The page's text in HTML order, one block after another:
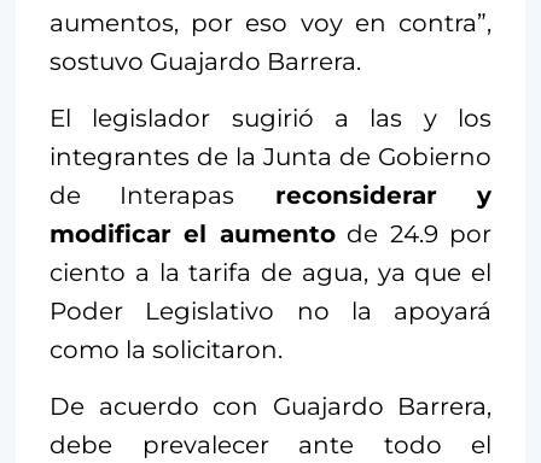
aumentos, por eso voy en contra”,
sostuvo Guajardo Barrera.
El legislador sugirió a las y los
integrantes de la Junta de Gobierno
de Interapas reconsiderar y
modificar el aumentode 24.9 por
ciento a la tarifa de agua, ya que el
Poder Legislativo no la apoyará
como la solicitaron.
De acuerdo con Guajardo Barrera,
debe prevalecer ante todo el